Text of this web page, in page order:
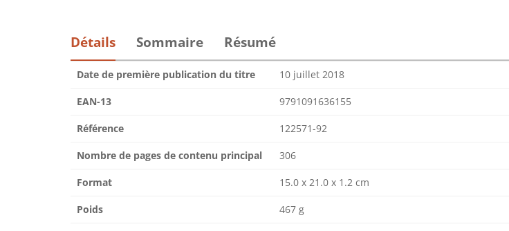
Détails Sommaire Résumé
Date de première publication du titre 10 juillet 2018
EAN-13 9791091636155
Référence 122571-92
Nombre de pages de contenu principal 306
Format 15.0 x 21.0 x 1.2 cm
Poids 467 g